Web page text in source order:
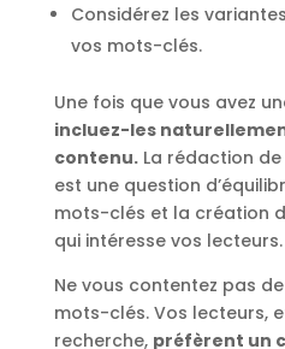
Considérez les
vos mots-clés.
Une fois que vous avez
incluez-les
contenu.La rédaction
est une question
mots-clés et la création
qui intéresse vos lecteurs.
Ne vous contentez pas
mots-clés. Vos lecteurs,
recherche, préfèrent un